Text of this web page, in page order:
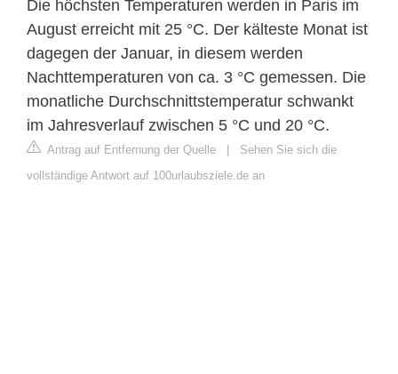
Die höchsten Temperaturen werden in Paris im
August erreicht mit 25 °C. Der kälteste Monat ist
dagegen der Januar, in diesem werden
Nachttemperaturen von ca. 3 °C gemessen. Die
monatliche Durchschnittstemperatur schwankt
im Jahresverlauf zwischen 5 °C und 20 °C.
Antrag auf Entfernung der Quelle | Sehen Sie sich die
vollständige Antwort auf 100urlaubsziele.de an